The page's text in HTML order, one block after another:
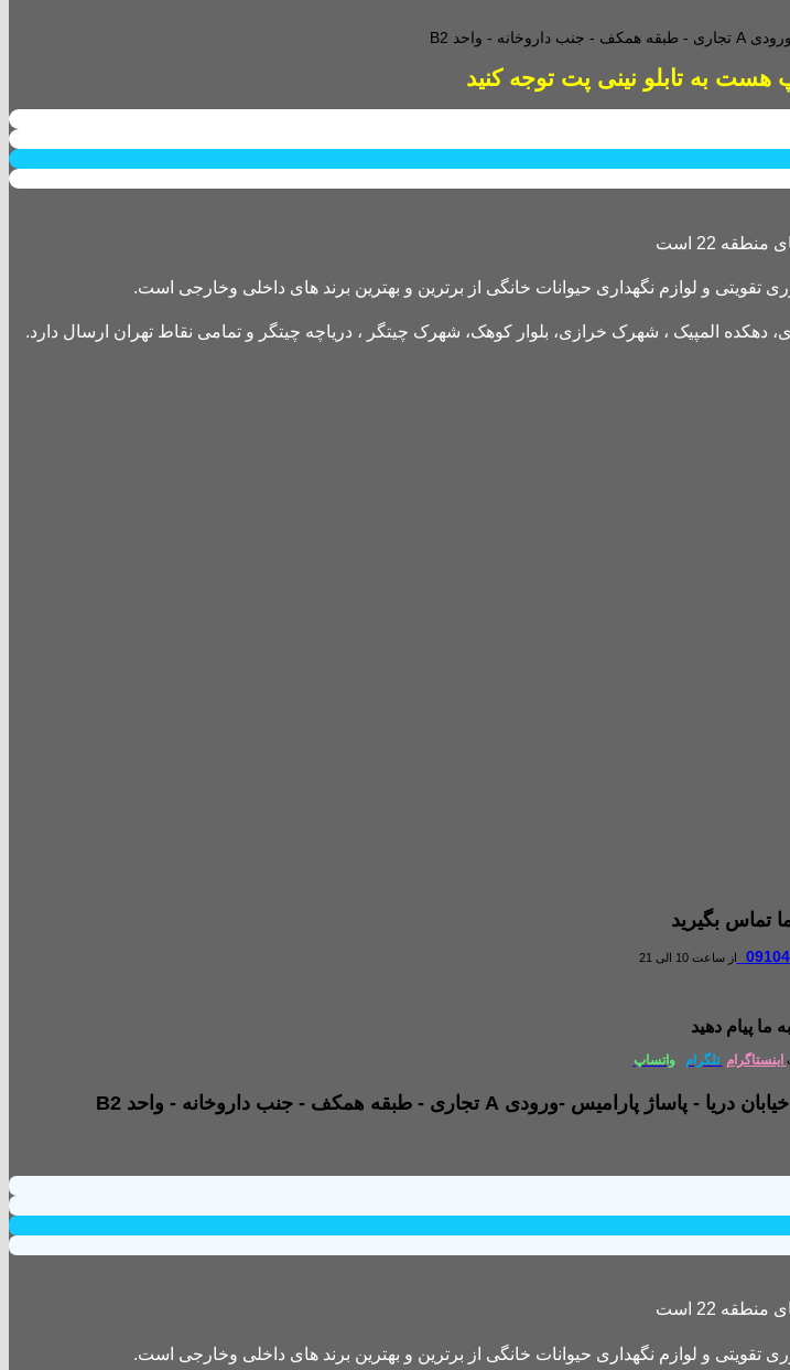
طبقه همکف - جنب داروخانه - واحد B2
و لوازم نگهداری حیوانات خانگی از برترین و بهترین برند های داخلی وخارجی است.
تماس بگیرید
از ساعت 10 الی 21
به ما پیام دهید
اینستاگرام تلگرام واتساپ
و لوازم نگهداری حیوانات خانگی از برترین و بهترین برند های داخلی وخارجی است.